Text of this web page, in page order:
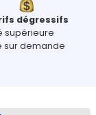
dégressifs
supérieure
sur demande